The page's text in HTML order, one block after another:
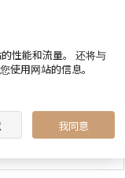
医生&职员 介绍
合作酒店指南
性能和流量。 还将与
使用网站的信息。
我同意